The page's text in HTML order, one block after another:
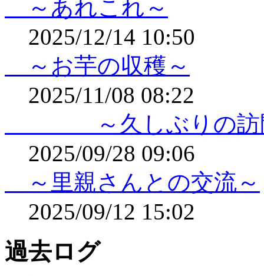
～あれこれ～
2025/12/14 10:50
～お芋の収穫～
2025/11/08 08:22
～久しぶりの訪
2025/09/28 09:06
～里親さんとの交流～
2025/09/12 15:02
過去ログ